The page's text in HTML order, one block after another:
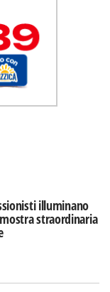
illuminano
straordinaria